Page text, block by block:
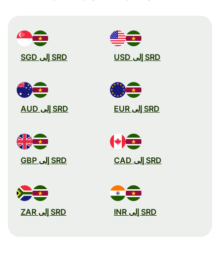
SRD إلى USD SRD إلى SGD
SRD إلى EUR SRD إلى AUD
SRD إلى CAD SRD إلى GBP
SRD إلى INR SRD إلى ZAR